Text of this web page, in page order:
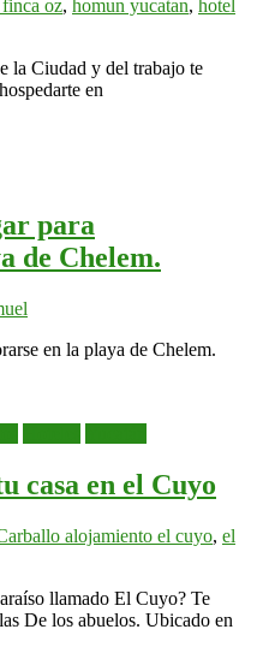
finca oz, homun yucatan, hotel
la Ciudad y del trabajo te
en
para
de Chelem.
en la playa de Chelem.
casa en el Cuyo
alojamiento el cuyo, el
llamado El Cuyo? Te
De los abuelos. Ubicado en